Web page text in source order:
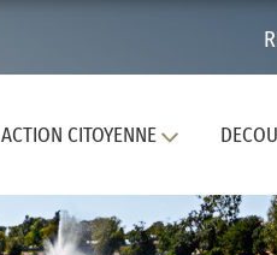
ACTION CITOYENNE